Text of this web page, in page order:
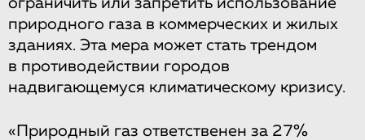
природного газа в коммерческих и жилых
зданиях. Эта мера может стать трендом
в противодействии городов
надвигающемуся климатическому кризису.
«Природный газ ответственен за 27%